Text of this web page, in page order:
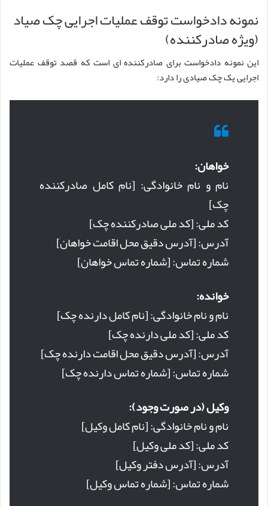
نمونه دادخواست توقف عملیات اجرایی چک صیاد
(ویژه صادرکننده)
این نمونه دادخواست برای صادرکننده ای است که قصد توقف عملیات
اجرایی یک چک صیادی را دارد:
خواهان:
نام و نام خانوادگی: [نام کامل صادرکننده
چک]
کد ملی: [کد ملی صادرکننده چک]
آدرس: [آدرس دقیق محل اقامت خواهان]
شماره تماس: [شماره تماس خواهان]
خوانده:
نام و نام خانوادگی: [نام کامل دارنده چک]
کد ملی: [کد ملی دارنده چک]
آدرس: [آدرس دقیق محل اقامت دارنده چک]
شماره تماس: [شماره تماس دارنده چک]
وکیل (در صورت وجود):
نام و نام خانوادگی: [نام کامل وکیل]
کد ملی: [کد ملی وکیل]
آدرس: [آدرس دفتر وکیل]
شماره تماس: [شماره تماس وکیل]